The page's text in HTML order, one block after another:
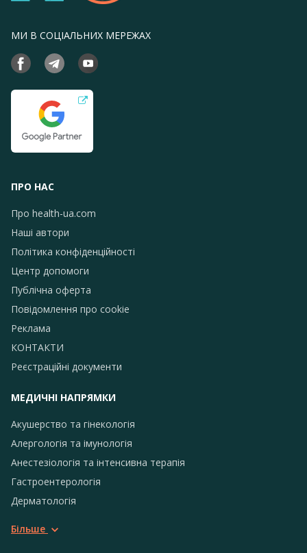
МИ В СОЦІАЛЬНИХ МЕРЕЖАХ
ПРО НАС
Про health-ua.com
Наші автори
Політика конфіденційності
Центр допомоги
Публічна оферта
Повідомлення про сookie
Реклама
КОНТАКТИ
Реєстраційні документи
МЕДИЧНІ НАПРЯМКИ
Акушерство та гінекологія
Алергологія та імунологія
Анестезіологія та інтенсивна терапія
Гастроентерологія
Дерматологія
Більше